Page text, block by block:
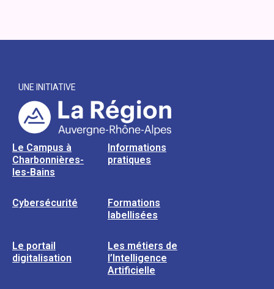
UNE INITIATIVE
Le Campus à
Charbonnières-
les-Bains
Informations
pratiques
Cybersécurité
Formations
labellisées
Le portail
digitalisation
Les métiers de
l’Intelligence
Artificielle